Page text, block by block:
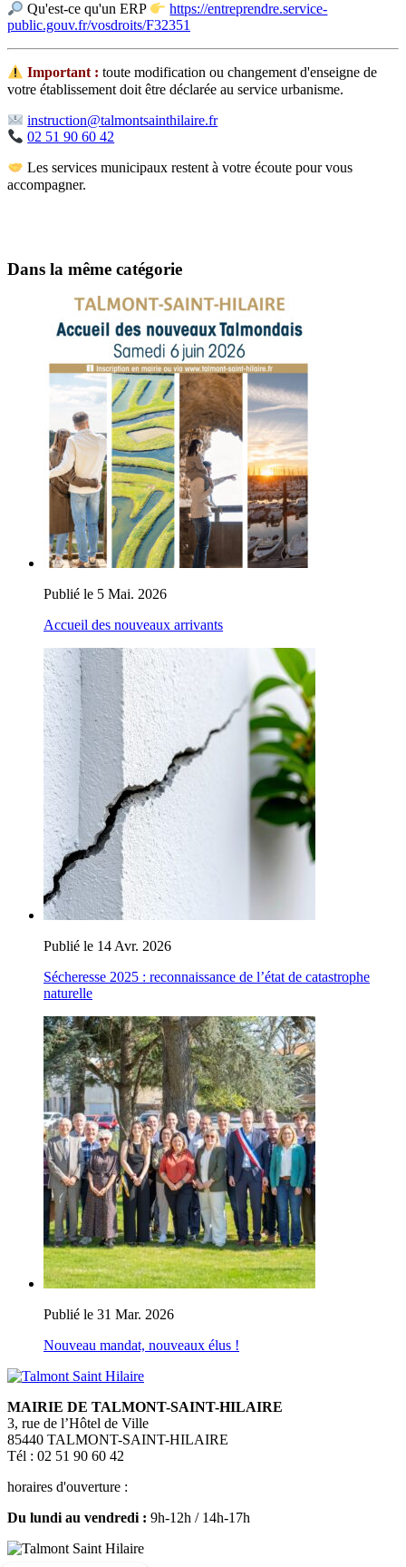
Qu'est-ce qu'unERP
https://entreprendre.service-
public.gouv.fr/vosdroits/F32351
️ Important : toute modification ou changement d'enseigne de
votre établissement doit être déclarée au service urbanisme.
instruction@talmontsainthilaire.fr
02 51 90 60 42
Les services municipaux restent à votre écoute pour vous
accompagner.
Dans la même catégorie
Publié le 5 Mai. 2026
Accueil des nouveaux arrivants
Publié le 14 Avr. 2026
Sécheresse 2025 : reconnaissance de l’état de catastrophe
naturelle
Publié le 31 Mar. 2026
Nouveau mandat, nouveaux élus !
MAIRIE DE TALMONT-SAINT-HILAIRE
3, rue de l’Hôtel de Ville
85440 TALMONT-SAINT-HILAIRE
Tél : 02 51 90 60 42
horaires d'ouverture :
Du lundi au vendredi : 9h-12h / 14h-17h